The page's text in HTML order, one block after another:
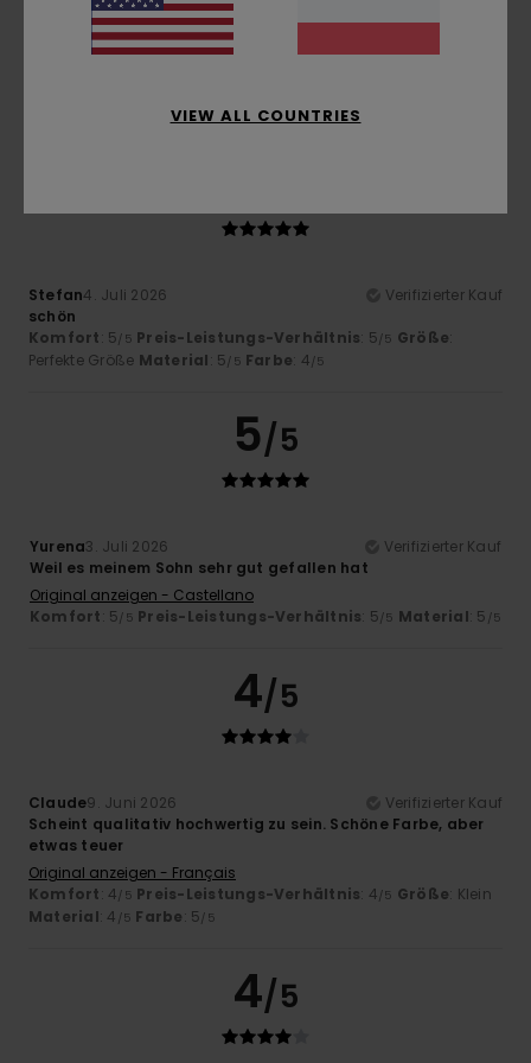
Sehr gute Passform
Original anzeigen - Français
Ich empfehle dieses Produkt
Stefan4. Juli 2026
Verifizierter Kauf
schön
Komfort: 5 /5 Preis-Leistungs-Verhältnis: 5 /5 Größe:
Perfekte Größe Material: 5 /5 Farbe: 4 /5
5/5
Yurena3. Juli 2026
Verifizierter Kauf
Weil es meinem Sohn sehr gut gefallen hat
Original anzeigen - Castellano
Komfort: 5 /5 Preis-Leistungs-Verhältnis: 5 /5 Material: 5 /5
4/5
Claude9. Juni 2026
Verifizierter Kauf
Scheint qualitativ hochwertig zu sein. Schöne Farbe, aber
etwas teuer
Original anzeigen - Français
Komfort: 4 /5 Preis-Leistungs-Verhältnis: 4 /5 Größe: Klein
Material: 4 /5 Farbe: 5 /5
4/5
VIEW ALL COUNTRIES